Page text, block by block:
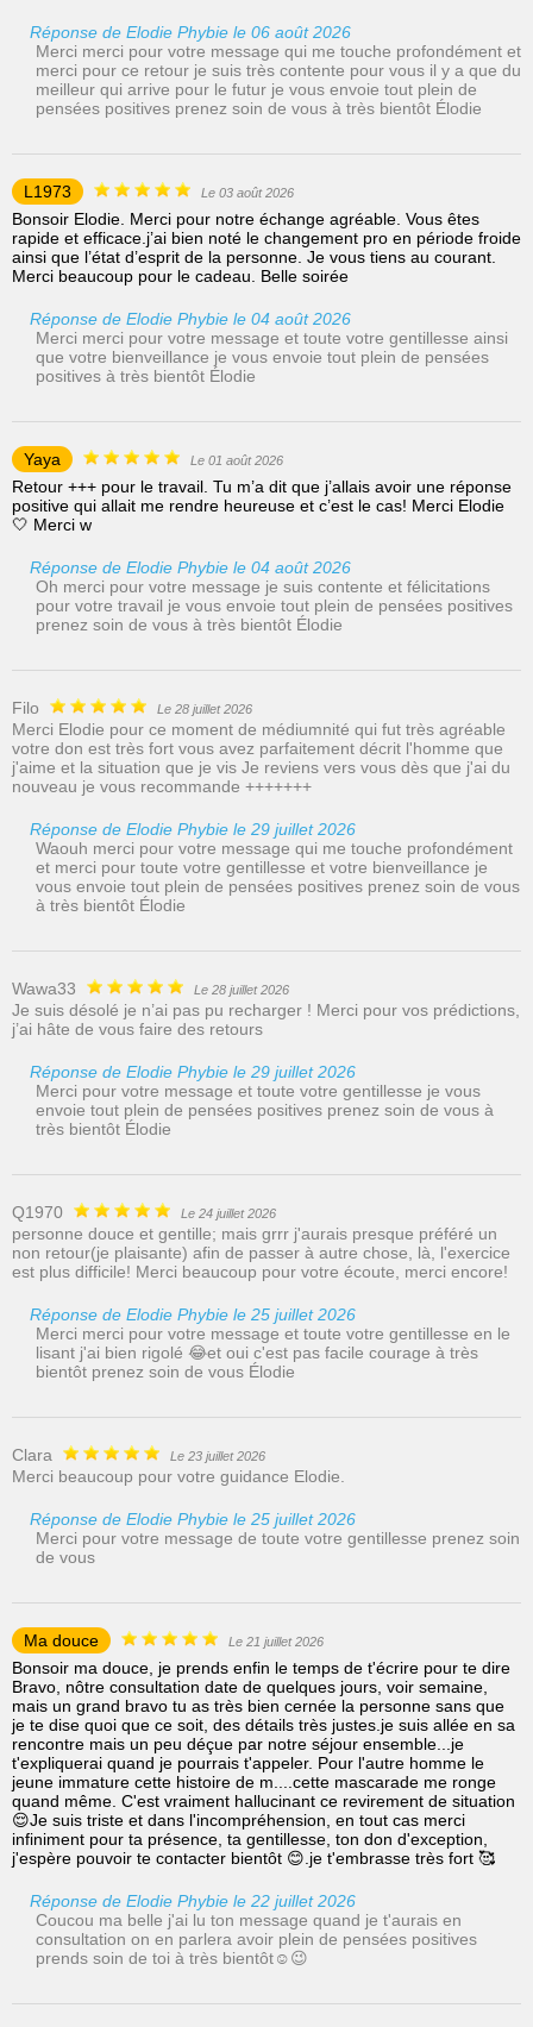
Réponse de Elodie Phybie le 06 août 2026
Merci merci pour votre message qui me touche profondément et
merci pour ce retour je suis très contente pour vous il y a que du
meilleur qui arrive pour le futur je vous envoie tout plein de
pensées positives prenez soin de vous à très bientôt Élodie
L1973 Le 03 août 2026
Bonsoir Elodie. Merci pour notre échange agréable. Vous êtes
rapide et efficace.j’ai bien noté le changement pro en période froide
ainsi que l’état d’esprit de la personne. Je vous tiens au courant.
Merci beaucoup pour le cadeau. Belle soirée
Réponse de Elodie Phybie le 04 août 2026
Merci merci pour votre message et toute votre gentillesse ainsi
que votre bienveillance je vous envoie tout plein de pensées
positives à très bientôt Élodie
Yaya Le 01 août 2026
Retour +++ pour le travail. Tu m’a dit que j’allais avoir une réponse
positive qui allait me rendre heureuse et c’est le cas! Merci Elodie
🤍 Merci w
Réponse de Elodie Phybie le 04 août 2026
Oh merci pour votre message je suis contente et félicitations
pour votre travail je vous envoie tout plein de pensées positives
prenez soin de vous à très bientôt Élodie
Filo Le 28 juillet 2026
Merci Elodie pour ce moment de médiumnité qui fut très agréable
votre don est très fort vous avez parfaitement décrit l'homme que
j'aime et la situation que je vis Je reviens vers vous dès que j'ai du
nouveau je vous recommande +++++++
Réponse de Elodie Phybie le 29 juillet 2026
Waouh merci pour votre message qui me touche profondément
et merci pour toute votre gentillesse et votre bienveillance je
vous envoie tout plein de pensées positives prenez soin de vous
à très bientôt Élodie
Wawa33 Le 28 juillet 2026
Je suis désolé je n’ai pas pu recharger ! Merci pour vos prédictions,
j’ai hâte de vous faire des retours
Réponse de Elodie Phybie le 29 juillet 2026
Merci pour votre message et toute votre gentillesse je vous
envoie tout plein de pensées positives prenez soin de vous à
très bientôt Élodie
Q1970 Le 24 juillet 2026
personne douce et gentille; mais grrr j'aurais presque préféré un
non retour(je plaisante) afin de passer à autre chose, là, l'exercice
est plus difficile! Merci beaucoup pour votre écoute, merci encore!
Réponse de Elodie Phybie le 25 juillet 2026
Merci merci pour votre message et toute votre gentillesse en le
lisant j'ai bien rigolé 😂et oui c'est pas facile courage à très
bientôt prenez soin de vous Élodie
Clara Le 23 juillet 2026
Merci beaucoup pour votre guidance Elodie.
Réponse de Elodie Phybie le 25 juillet 2026
Merci pour votre message de toute votre gentillesse prenez soin
de vous
Ma douce Le 21 juillet 2026
Bonsoir ma douce, je prends enfin le temps de t'écrire pour te dire
Bravo, nôtre consultation date de quelques jours, voir semaine,
mais un grand bravo tu as très bien cernée la personne sans que
je te dise quoi que ce soit, des détails très justes.je suis allée en sa
rencontre mais un peu déçue par notre séjour ensemble...je
t'expliquerai quand je pourrais t'appeler. Pour l'autre homme le
jeune immature cette histoire de m....cette mascarade me ronge
quand même. C'est vraiment hallucinant ce revirement de situation
😌Je suis triste et dans l'incompréhension, en tout cas merci
infiniment pour ta présence, ta gentillesse, ton don d'exception,
j'espère pouvoir te contacter bientôt 😊.je t'embrasse très fort 🥰
Réponse de Elodie Phybie le 22 juillet 2026
Coucou ma belle j'ai lu ton message quand je t'aurais en
consultation on en parlera avoir plein de pensées positives
prends soin de toi à très bientôt☺️😉